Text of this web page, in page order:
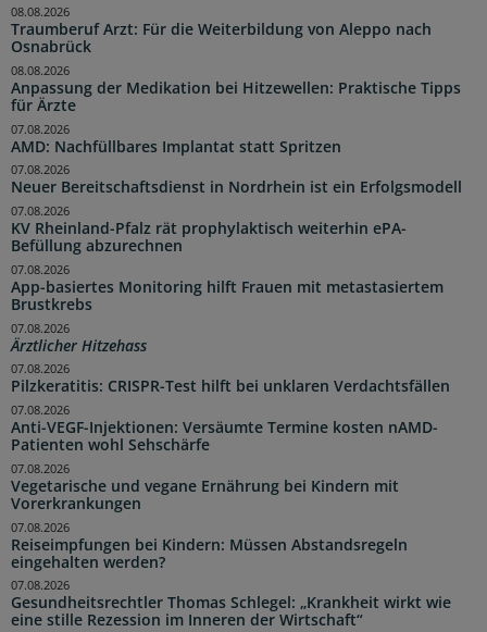
Traumberuf Arzt: Für die Weiterbildung von Aleppo nach
Osnabrück
08.08.2026
Anpassung der Medikation bei Hitzewellen: Praktische Tipps
für Ärzte
08.08.2026
AMD: Nachfüllbares Implantat statt Spritzen
07.08.2026
Neuer Bereitschaftsdienst in Nordrhein ist ein Erfolgsmodell
07.08.2026
KV Rheinland-Pfalz rät prophylaktisch weiterhin ePA-
Befüllung abzurechnen
07.08.2026
App-basiertes Monitoring hilft Frauen mit metastasiertem
Brustkrebs
07.08.2026
Ärztlicher Hitzehass
07.08.2026
Pilzkeratitis: CRISPR-Test hilft bei unklaren Verdachtsfällen
07.08.2026
Anti-VEGF-Injektionen: Versäumte Termine kosten nAMD-
Patienten wohl Sehschärfe
07.08.2026
Vegetarische und vegane Ernährung bei Kindern mit
Vorerkrankungen
07.08.2026
Reiseimpfungen bei Kindern: Müssen Abstandsregeln
eingehalten werden?
07.08.2026
Gesundheitsrechtler Thomas Schlegel: „Krankheit wirkt wie
eine stille Rezession im Inneren der Wirtschaft“
07.08.2026